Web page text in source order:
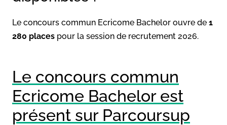
Le concours commun Ecricome Bachelor ouvre de 1
280 places pour la session de recrutement 2026.
Le concours commun
Ecricome Bachelor est
présent sur Parcoursup